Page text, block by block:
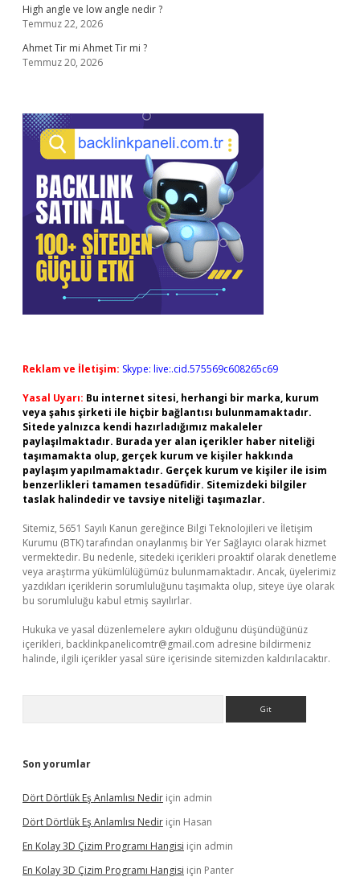
High angle ve low angle nedir ?
Temmuz 22, 2026
Ahmet Tir mi Ahmet Tir mi ?
Temmuz 20, 2026
Reklam ve İletişim: Skype: live:.cid.575569c608265c69
Yasal Uyarı: Bu internet sitesi, herhangi bir marka, kurum
veya şahıs şirketi ile hiçbir bağlantısı bulunmamaktadır.
Sitede yalnızca kendi hazırladığımız makaleler
paylaşılmaktadır. Burada yer alan içerikler haber niteliği
taşımamakta olup, gerçek kurum ve kişiler hakkında
paylaşım yapılmamaktadır. Gerçek kurum ve kişiler ile isim
benzerlikleri tamamen tesadüfidir. Sitemizdeki bilgiler
taslak halindedir ve tavsiye niteliği taşımazlar.
Sitemiz, 5651 Sayılı Kanun gereğince Bilgi Teknolojileri ve İletişim
Kurumu (BTK) tarafından onaylanmış bir Yer Sağlayıcı olarak hizmet
vermektedir. Bu nedenle, sitedeki içerikleri proaktif olarak denetleme
veya araştırma yükümlülüğümüz bulunmamaktadır. Ancak, üyelerimiz
yazdıkları içeriklerin sorumluluğunu taşımakta olup, siteye üye olarak
bu sorumluluğu kabul etmiş sayılırlar.
Hukuka ve yasal düzenlemelere aykırı olduğunu düşündüğünüz
içerikleri, backlinkpanelicomtr@gmail.com adresine bildirmeniz
halinde, ilgili içerikler yasal süre içerisinde sitemizden kaldırılacaktır.
Son yorumlar
Dört Dörtlük Eş Anlamlısı Nedir için admin
Dört Dörtlük Eş Anlamlısı Nedir için Hasan
En Kolay 3D Çizim Programı Hangisi için admin
En Kolay 3D Çizim Programı Hangisi için Panter